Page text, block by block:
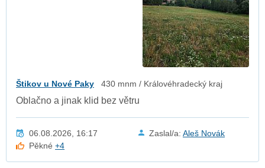
Štikov u Nové Paky 430 mnm / Královéhradecký kraj
Oblačno a jinak klid bez větru
06.08.2026, 16:17 Zaslal/a: Aleš Novák
Pěkné+4